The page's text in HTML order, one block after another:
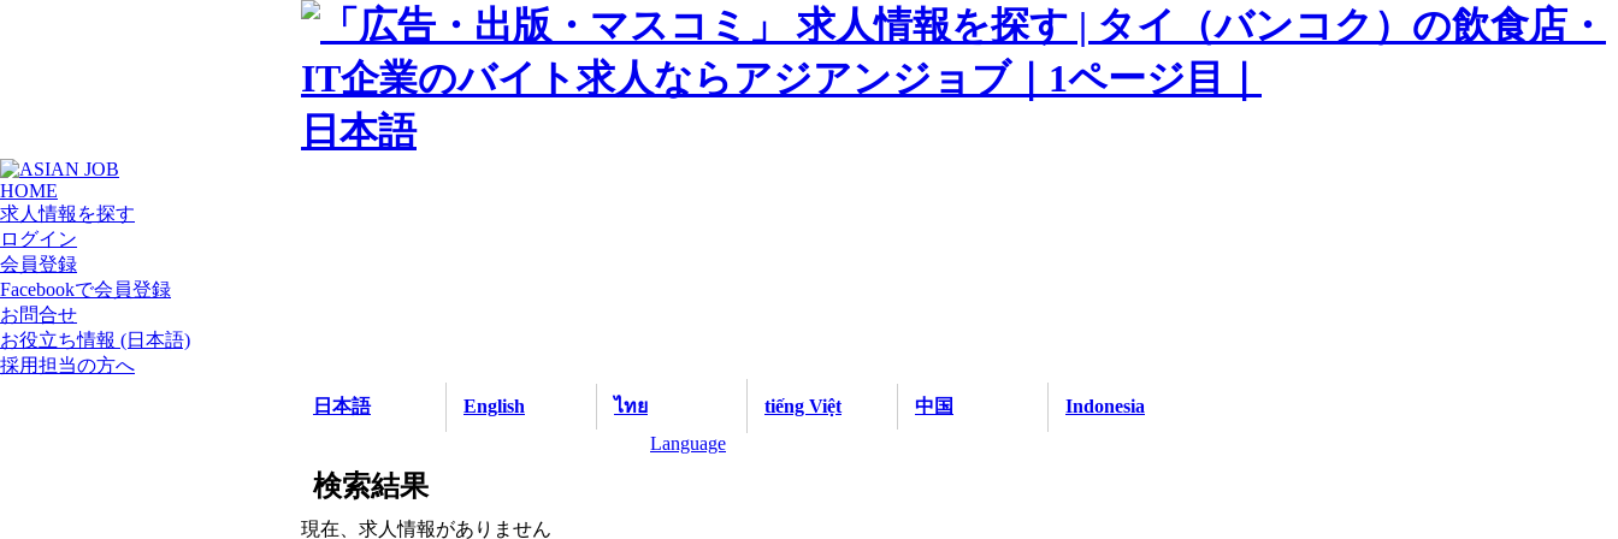
日本語
HOME
求人情報を探す
ログイン
会員登録
Facebookで会員登録
お問合せ
お役立ち情報 (日本語)
採用担当の方へ
日本語
English ไทย tiếng Việt 中国
Indonesia
Language
検索結果
現在、求人情報がありません